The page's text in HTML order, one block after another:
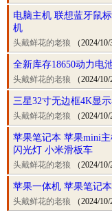
电脑主机 联想蓝牙鼠
机
头戴鲜花的老狼 （2024/10/
全新库存18650动力电
头戴鲜花的老狼 （2024/10/
三星32寸无边框4K显
头戴鲜花的老狼 （2024/10/
苹果笔记本 苹果mini
闪光灯 小米滑板车
头戴鲜花的老狼 （2024/10/
苹果一体机 苹果笔记
头戴鲜花的老狼 （2024/10/